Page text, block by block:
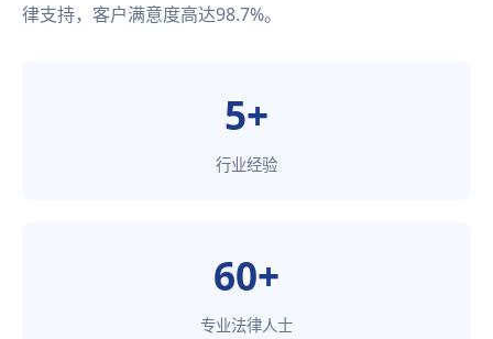
律支持，客户满意度高达98.7%。
5+
行业经验
60+
专业法律人士